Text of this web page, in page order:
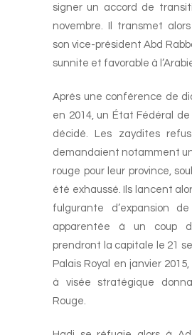
signer un accord de
novembre. Il transmet
son vice-président Abd
sunnite et favorable à
Après une conférence de
en 2014, un État Fédéral
décidé. Les zaydites
demandaient notamment
rouge pour leur province,
été exhaussé. Ils lancent
fulgurante d’expansion
apparentée à un coup
prendront la capitale le 21
Palais Royal en janvier 2015,
à visée stratégique
Rouge.